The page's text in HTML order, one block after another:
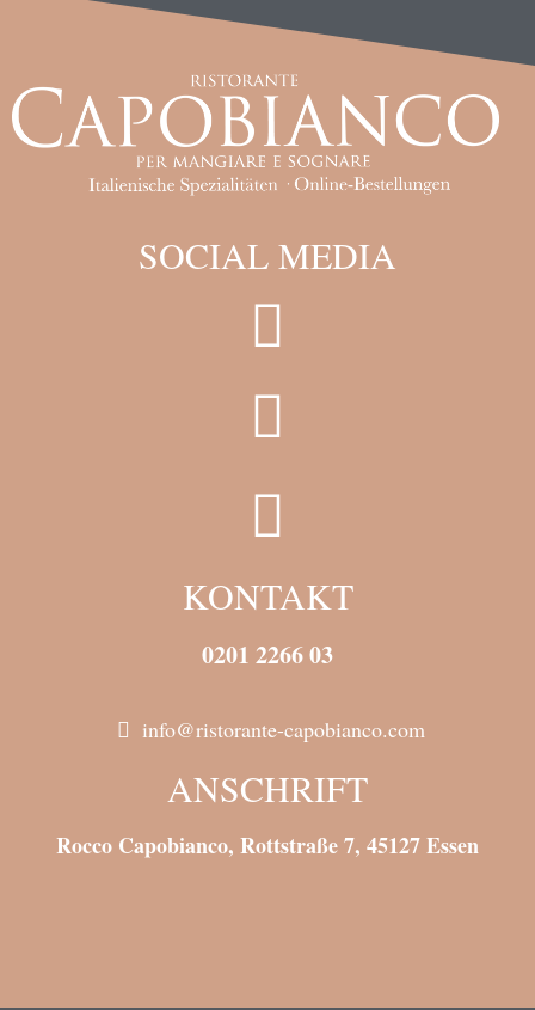
SOCIAL MEDIA
KONTAKT
0201 2266 03
info@ristorante-capobianco.com
ANSCHRIFT
Rocco Capobianco, Rottstraße 7, 45127 Essen